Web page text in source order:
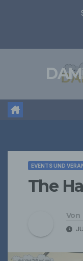
EVENTS UND
The
Von